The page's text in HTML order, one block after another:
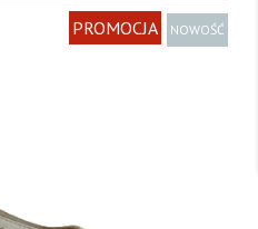
PROMOCJA NOWOŚĆ